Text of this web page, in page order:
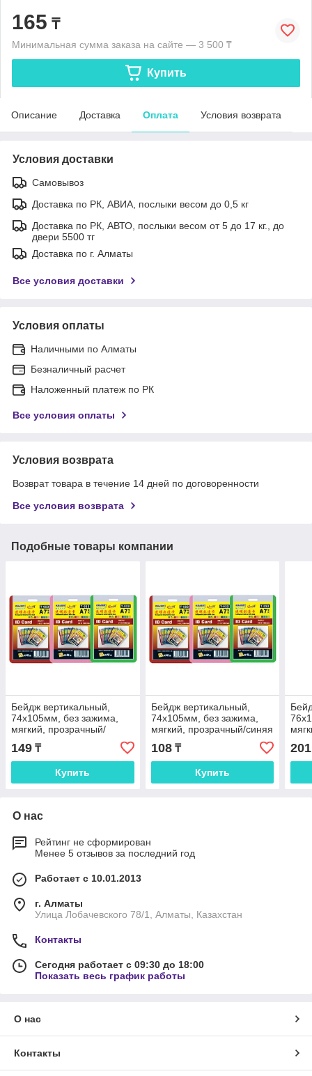
165 ₸
Минимальная сумма заказа на сайте — 3 500 ₸
Купить
Описание Доставка Оплата Условия возврата
Условия доставки
Самовывоз
Доставка по РК, АВИА, послыки весом до 0,5 кг
Доставка по РК, АВТО, послыки весом от 5 до 17 кг., до
двери 5500 тг
Доставка по г. Алматы
Все условия доставки
Условия оплаты
Наличными по Алматы
Безналичный расчет
Наложенный платеж по РК
Все условия оплаты
Условия возврата
Возврат товара в течение 14 дней по договоренности
Все условия возврата
Подобные товары компании
Бейдж вертикальный,
74x105мм, без зажима,
мягкий, прозрачный/
желтая рамка Kejea
149 ₸
Купить
Бейдж вертикальный,
74x105мм, без зажима,
мягкий, прозрачный/синяя
рамка Kejea
108₸
Купить
201
О нас
Рейтинг не сформирован
Менее 5 отзывов за последний год
Работает с 10.01.2013
г. Алматы
Улица Лобачевского 78/1, Алматы, Казахстан
Контакты
Сегодня работает с 09:30 до 18:00
Показать весь график работы
О нас
Контакты